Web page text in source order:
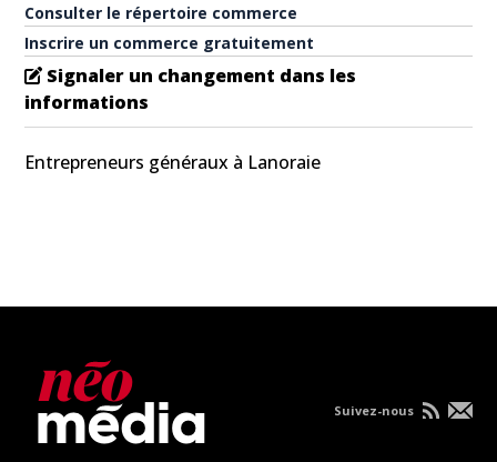
Consulter le répertoire commerce
Inscrire un commerce gratuitement
Signaler un changement dans les
informations
Entrepreneurs généraux à Lanoraie
Suivez-nous